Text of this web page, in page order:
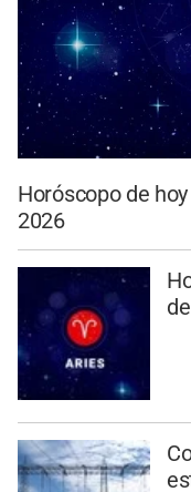
Horóscopo de
2026